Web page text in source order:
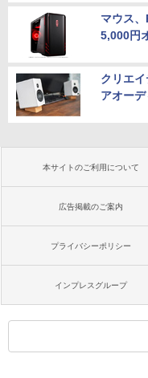
マウス
5,000円
クリエ
アオー
本サイトのご利用について
広告掲載のご案内
プライバシーポリシー
インプレスグループ